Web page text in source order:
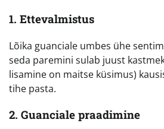
1. Ettevalmistus
Lõika guanciale umbes ühe
seda paremini sulab juust
lisamine on maitse küsimus)
tihe pasta.
2. Guanciale praadimine